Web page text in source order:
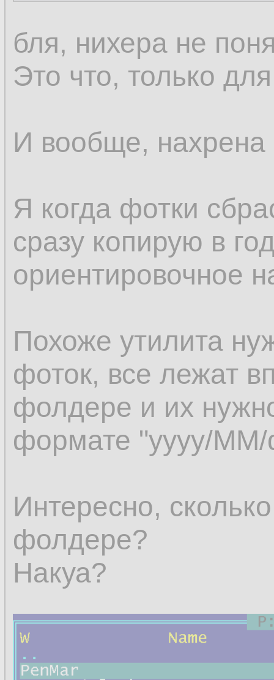
11.
бля, нихера не
Это что, только
И вообще, нахрена
Я когда фотки
сразу копирую в
ориентировочное
Похоже утилита
фоток, все лежат
фолдере и их
формате "yyyy/
Интересно,
фолдере?
Накуа?